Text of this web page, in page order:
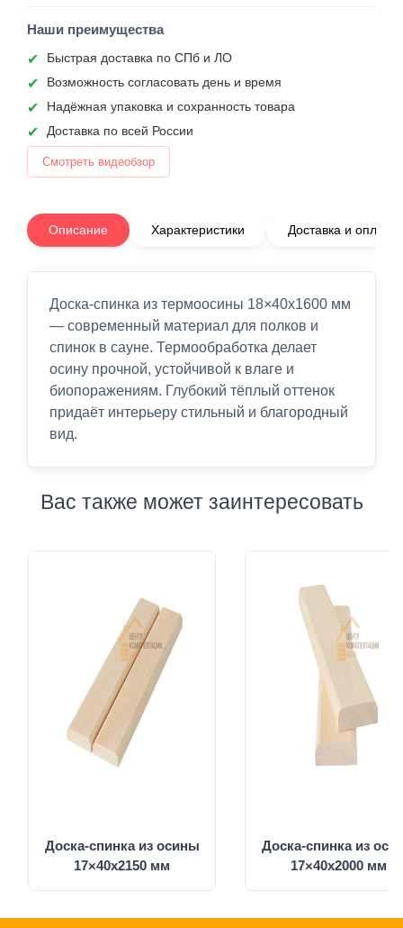
Наши преимущества
Быстрая доставка по СПб и ЛО
Возможность согласовать день и время
Надёжная упаковка и сохранность товара
Доставка по всей России
Смотреть видеобзор
Описание Характеристики Доставка и оплата
Доска-спинка из термоосины 18×40x1600 мм
— современный материал для полков и
спинок в сауне. Термообработка делает
осину прочной, устойчивой к влаге и
биопоражениям. Глубокий тёплый оттенок
придаёт интерьеру стильный и благородный
вид.
Вас также может заинтересовать
Доска-спинка из осины
17×40x2150 мм
Доска-спинка из
17×40x2000 мм